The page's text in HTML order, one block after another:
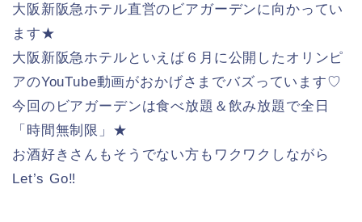
大阪新阪急ホテル直営のビアガーデンに向かってい
ます★
大阪新阪急ホテルといえば６月に公開したオリンピ
アのYouTube動画がおかげさまでバズっています♡
今回のビアガーデンは食べ放題＆飲み放題で全日
「時間無制限」★
お酒好きさんもそうでない方もワクワクしながら
Let’s Go‼